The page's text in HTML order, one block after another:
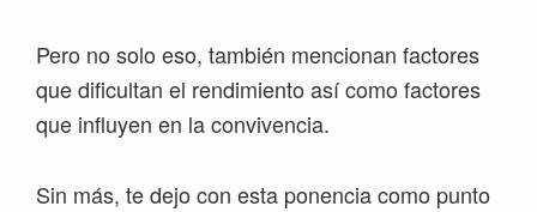
Pero no solo eso, también mencionan factores
que dificultan el rendimiento así como factores
que influyen en la convivencia.
Sin más, te dejo con esta ponencia como punto